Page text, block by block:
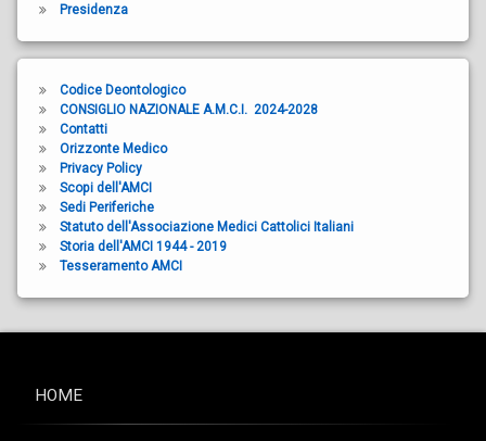
Presidenza
Codice Deontologico
CONSIGLIO NAZIONALE A.M.C.I. 2024-2028
Contatti
Orizzonte Medico
Privacy Policy
Scopi dell'AMCI
Sedi Periferiche
Statuto dell'Associazione Medici Cattolici Italiani
Storia dell'AMCI 1944 - 2019
Tesseramento AMCI
HOME